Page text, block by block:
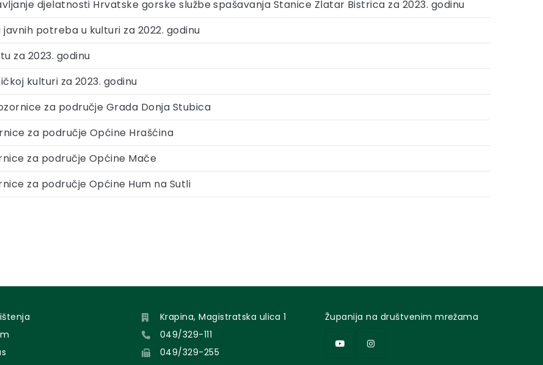
djelatnosti Hrvatske gorske službe spašavanja Stanice Zlatar Bistrica za 2023. godinu
potreba u kulturi za 2022. godinu
za 2023. godinu
kulturi za 2023. godinu
za područje Grada Donja Stubica
za područje Općine Hrašćina
za područje Općine Mače
za područje Općine Hum na Sutli
Krapina, Magistratska ulica 1
049/329-111
049/329-255
Županija na društvenim mrežama